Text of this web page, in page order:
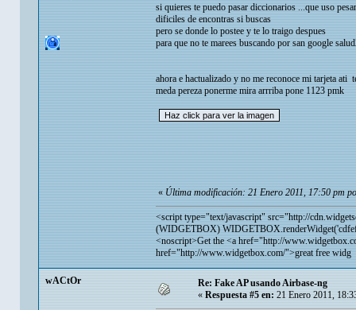
si quieres te puedo pasar diccionarios ...que uso
dificiles de encontras si buscas
pero se donde lo postee y te lo traigo despues
para que no te marees buscando por san google
ahora e hactualizado y no me reconoce mi tarjeta ati
meda pereza ponerme mira arrriba pone 1123 pmk
«Última modificación: 21 Enero 2011, 17:50 pm
<script type="text/javascript" src="http://
(WIDGETBOX)
<noscript>Get the <a href="http://
href="http://www.widgetbox.com/">greatfree widg
wACtOr
Re: Fake AP usando Airbase-ng
« Respuesta #5 en: 21 Enero 2011,